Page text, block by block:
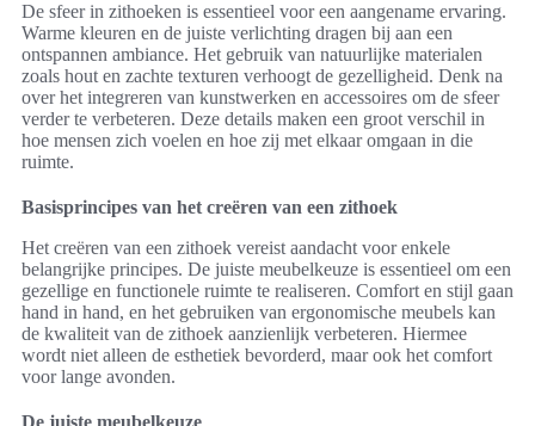
De sfeer in zithoeken is essentieel voor een aangename ervaring.
Warme kleuren en de juiste verlichting dragen bij aan een
ontspannen ambiance. Het gebruik van natuurlijke materialen
zoals hout en zachte texturen verhoogt de gezelligheid. Denk na
over het integreren van kunstwerken en accessoires om de sfeer
verder te verbeteren. Deze details maken een groot verschil in
hoe mensen zich voelen en hoe zij met elkaar omgaan in die
ruimte.
Basisprincipes van het creëren van een zithoek
Het creëren van een zithoek vereist aandacht voor enkele
belangrijke principes. De juiste meubelkeuze is essentieel om een
gezellige en functionele ruimte te realiseren. Comfort en stijl gaan
hand in hand, en het gebruiken van ergonomische meubels kan
de kwaliteit van de zithoek aanzienlijk verbeteren. Hiermee
wordt niet alleen de esthetiek bevorderd, maar ook het comfort
voor lange avonden.